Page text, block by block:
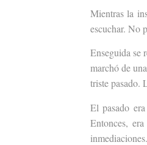
Mientras la
escuchar. No
Enseguida se
marchó de
triste pasado.
El pasado
Entonces,